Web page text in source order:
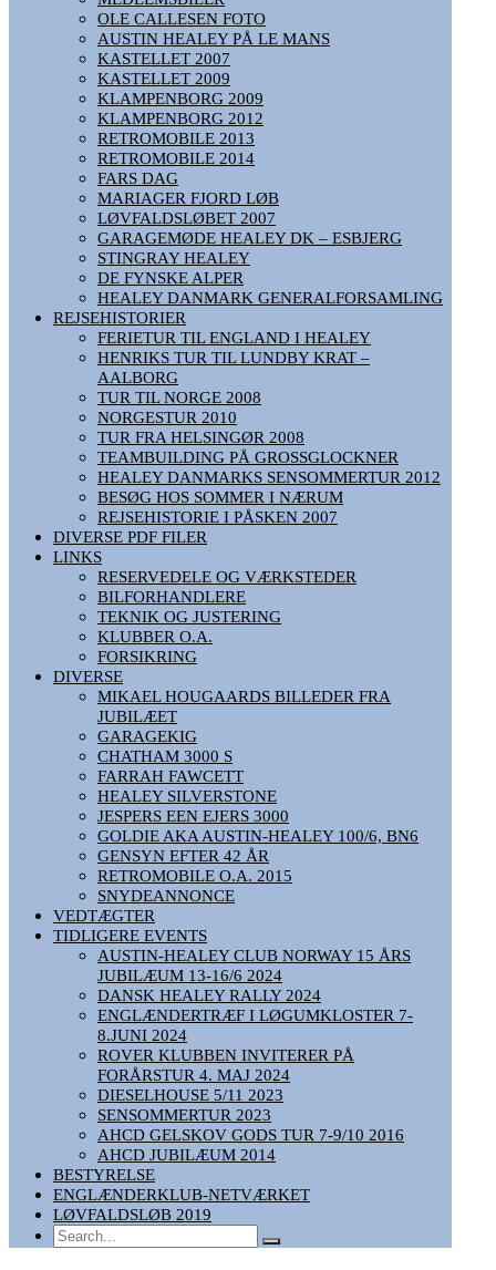
OLE CALLESEN FOTO
AUSTIN HEALEY PÅ LE MANS
KASTELLET 2007
KASTELLET 2009
KLAMPENBORG 2009
KLAMPENBORG 2012
RETROMOBILE 2013
RETROMOBILE 2014
FARS DAG
MARIAGER FJORD LØB
LØVFALDSLØBET 2007
GARAGEMØDE HEALEY DK – ESBJERG
STINGRAY HEALEY
DE FYNSKE ALPER
HEALEY DANMARK GENERALFORSAMLING
REJSEHISTORIER
FERIETUR TIL ENGLAND I HEALEY
HENRIKS TUR TIL LUNDBY KRAT –
AALBORG
TUR TIL NORGE 2008
NORGESTUR 2010
TUR FRA HELSINGØR 2008
TEAMBUILDING PÅ GROSSGLOCKNER
HEALEY DANMARKS SENSOMMERTUR 2012
BESØG HOS SOMMER I NÆRUM
REJSEHISTORIE I PÅSKEN 2007
DIVERSE PDF FILER
LINKS
RESERVEDELE OG VÆRKSTEDER
BILFORHANDLERE
TEKNIK OG JUSTERING
KLUBBER O.A.
FORSIKRING
DIVERSE
MIKAEL HOUGAARDS BILLEDER FRA
JUBILÆET
GARAGEKIG
CHATHAM 3000 S
FARRAH FAWCETT
HEALEY SILVERSTONE
JESPERS EEN EJERS 3000
GOLDIE AKA AUSTIN-HEALEY 100/6, BN6
GENSYN EFTER 42 ÅR
RETROMOBILE O.A. 2015
SNYDEANNONCE
VEDTÆGTER
TIDLIGERE EVENTS
AUSTIN-HEALEY CLUB NORWAY 15 ÅRS
JUBILÆUM 13-16/6 2024
DANSK HEALEY RALLY 2024
ENGLÆNDERTRÆF I LØGUMKLOSTER 7-
8.JUNI 2024
ROVER KLUBBEN INVITERER PÅ
FORÅRSTUR 4. MAJ 2024
DIESELHOUSE 5/11 2023
SENSOMMERTUR 2023
AHCD GELSKOV GODS TUR 7-9/10 2016
AHCD JUBILÆUM 2014
BESTYRELSE
ENGLÆNDERKLUB-NETVÆRKET
LØVFALDSLØB 2019